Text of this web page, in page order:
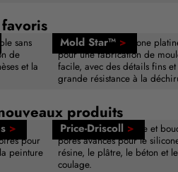
sans
de
et la
Mold Star™ >
Caoutchouc de silicone
pour une fabrication de
facile, avec des détails fins et
grande résistance à la
produits
>
pour
peinture
Price-Driscoll >
Agents de démoulage et
pores avancés pour le
résine, le plâtre, le béton et le
coulage.